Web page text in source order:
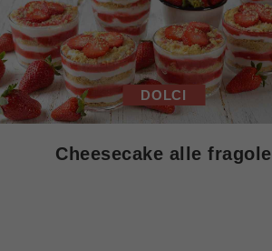
DOLCI
Cheesecake alle fragole